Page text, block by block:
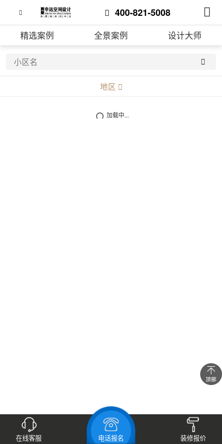
400-821-5008
精选案例 全景案例 设计大师
地区
加载中...
在线客服 电话报名 装修报价
在线咨询